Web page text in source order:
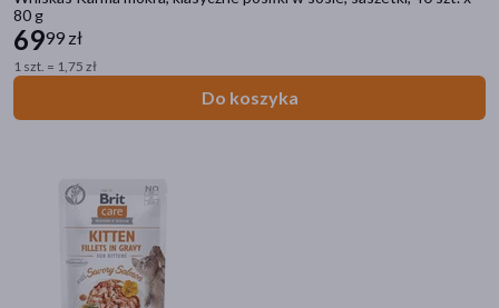
80 g
6999 zł
1 szt. = 1,75 zł
Do koszyka